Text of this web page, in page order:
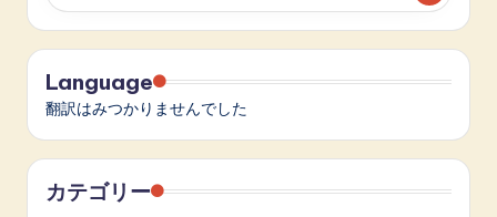
Language
翻訳はみつかりませんでした
カテゴリー